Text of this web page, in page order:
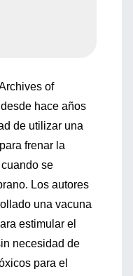
of
hace años
de utilizar una
frenar la
se
Los autores
una vacuna
estimular el
necesidad de
para el